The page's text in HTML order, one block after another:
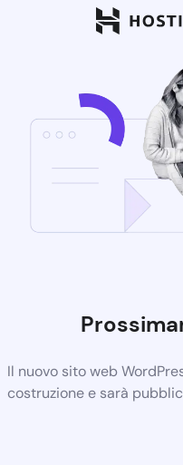
Il nuovo sito web
costruzione e sarà